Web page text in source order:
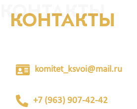
КОНТАКТЫ
КОНТАКТЫ
komitet_ksvoi@mail.ru
+7 (963) 907-42-42